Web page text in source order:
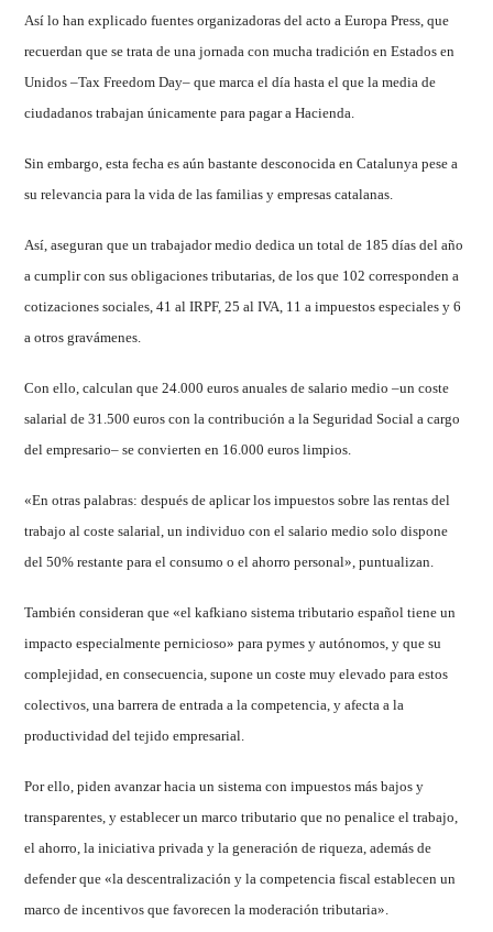
Así lo han explicado fuentes organizadoras del acto a Europa Press, que
recuerdan que se trata de una jornada con mucha tradición en Estados en
Unidos –Tax Freedom Day– que marca el día hasta el que la media de
ciudadanos trabajan únicamente para pagar a Hacienda.
Sin embargo, esta fecha es aún bastante desconocida en Catalunya pese a
su relevancia para la vida de las familias y empresas catalanas.
Así, aseguran que un trabajador medio dedica un total de 185 días del año
a cumplir con sus obligaciones tributarias, de los que 102 corresponden a
cotizaciones sociales, 41 al IRPF, 25 al IVA, 11 a impuestos especiales y 6
a otros gravámenes.
Con ello, calculan que 24.000 euros anuales de salario medio –un coste
salarial de 31.500 euros con la contribución a la Seguridad Social a cargo
del empresario– se convierten en 16.000 euros limpios.
«En otras palabras: después de aplicar los impuestos sobre las rentas del
trabajo al coste salarial, un individuo con el salario medio solo dispone
del 50% restante para el consumo o el ahorro personal», puntualizan.
También consideran que «el kafkiano sistema tributario español tiene un
impacto especialmente pernicioso» para pymes y autónomos, y que su
complejidad, en consecuencia, supone un coste muy elevado para estos
colectivos, una barrera de entrada a la competencia, y afecta a la
productividad del tejido empresarial.
Por ello, piden avanzar hacia un sistema con impuestos más bajos y
transparentes, y establecer un marco tributario que no penalice el trabajo,
el ahorro, la iniciativa privada y la generación de riqueza, además de
defender que «la descentralización y la competencia fiscal establecen un
marco de incentivos que favorecen la moderación tributaria».